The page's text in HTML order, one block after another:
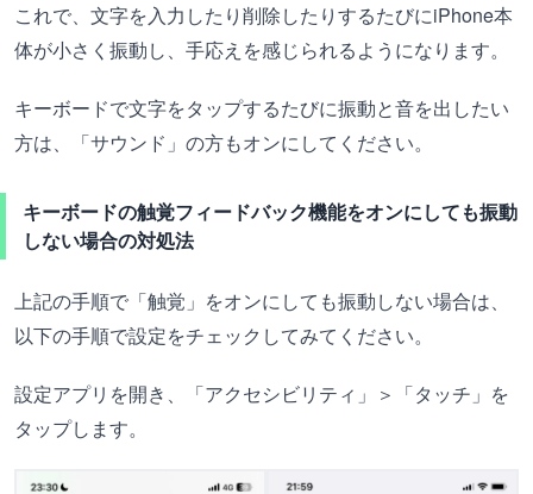
これで、文字を入力したり削除したりするたびにiPhone本
体が小さく振動し、手応えを感じられるようになります。
キーボードで文字をタップするたびに振動と音を出したい
方は、「サウンド」の方もオンにしてください。
キーボードの触覚フィードバック機能をオンにしても振動
しない場合の対処法
上記の手順で「触覚」をオンにしても振動しない場合は、
以下の手順で設定をチェックしてみてください。
設定アプリを開き、「アクセシビリティ」＞「タッチ」を
タップします。